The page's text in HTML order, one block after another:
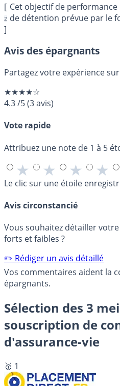
[
2
]
Cet objectif de
de détention prévue par le
Avis des épargnants
Partagez votre expérience
★★★★☆
4.3/5(3avis)
Vote rapide
Attribuez une note de 1 à 5
★ ★ ★ ★
Le clic sur une étoile
Avis circonstancié
Vous souhaitez détailler
forts et faibles ?
✏️ Rédiger un avis détaillé
Vos commentaires aident la
épargnants.
Sélection des 3
souscription de
d'assurance-vie
🥇 1